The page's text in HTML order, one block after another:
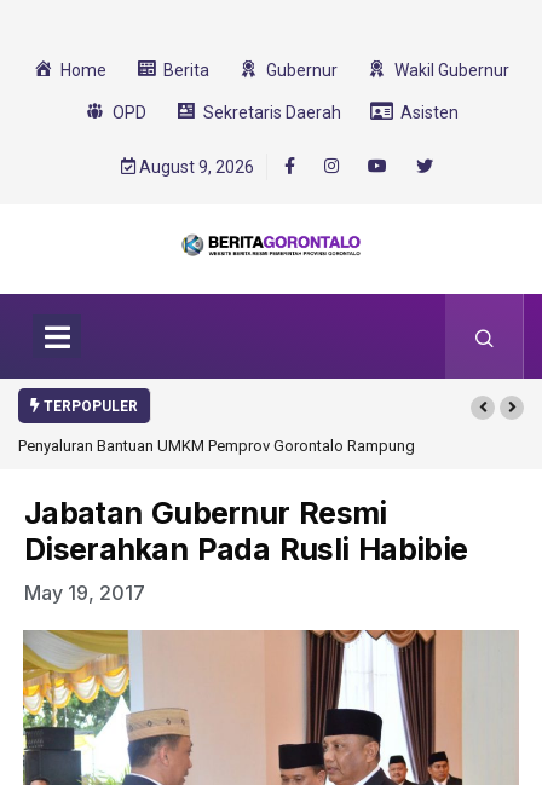
Home Berita Gubernur Wakil Gubernur
OPD Sekretaris Daerah Asisten
August 9, 2026
TERPOPULER
Bantuan UMKM Pemprov Gorontalo RampungGorontalo Ikut Dukung
Jabatan Gubernur Resmi
Diserahkan Pada Rusli Habibie
May 19, 2017